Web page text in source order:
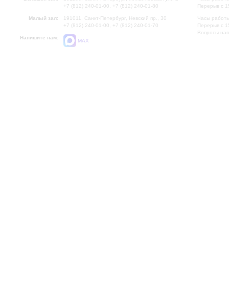
+7 (812) 240-01-00, +7 (812) 240-01-80
Малый зал:
191011, Санкт-Петербург, Невский пр., 30
+7 (812) 240-01-00, +7 (812) 240-01-70
Напишите нам:
MAX
Перерыв с
Часы
Перерыв с
Вопросы